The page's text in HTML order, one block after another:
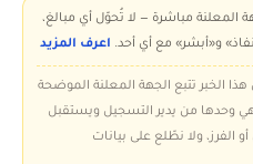
المعلنة مباشرة — لا تُحوّل أي مبالغ،
و«أبشر» مع أي أحد. اعرف المزيد
هذا الخبر تتبع الجهة المعلنة الموضحة
وحدها من يدير التسجيل ويستقبل
الفرز، ولا نطّلع على بيانات